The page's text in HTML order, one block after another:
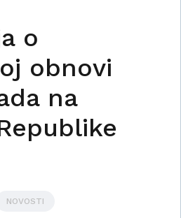
o
obnovi
na
NOVOSTI